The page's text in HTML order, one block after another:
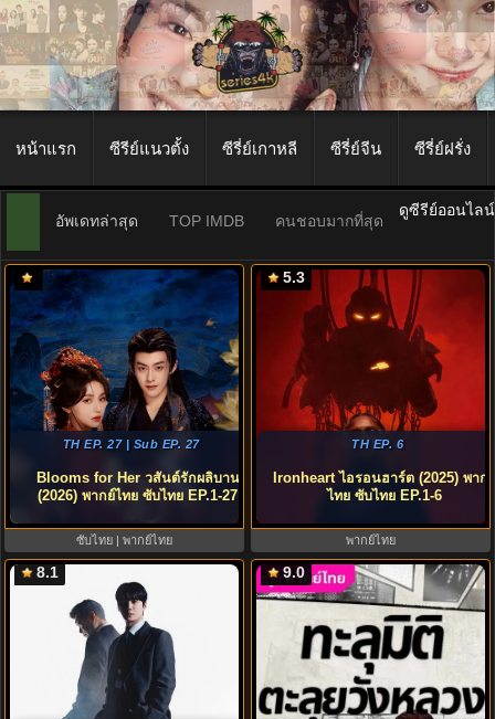
หน้าแรก ซีรีย์แนวตั้ง ซีรี่ย์เกาหลี ซีรี่ย์จีน ซีรี่ย์ฝรั่ง
อัพเดทล่าสุด TOP IMDB คนชอบมากที่สุด
ดูซีรีย์ออนไล
TH EP. 27 | Sub EP. 27
Blooms for Her วสันต์รักผลิบาน
(2026) พากย์ไทย ซับไทย EP.1-27
ซับไทย | พากย์ไทย
5.3
TH EP. 6
Ironheart ไอรอนฮาร์ต (2025) พากย์
ไทย ซับไทย EP.1-6
พากย์ไทย
8.1 9.0